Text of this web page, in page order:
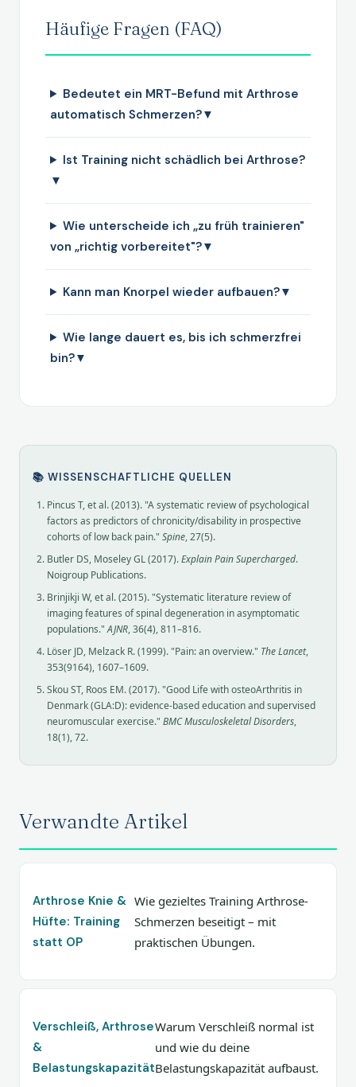
Häufige Fragen (FAQ)
Bedeutet ein MRT-Befund mit Arthrose
automatisch Schmerzen?▼
Ist Training nicht schädlich bei Arthrose?
▼
Wie unterscheide ich „zu früh trainieren"
von „richtig vorbereitet"?▼
Kann man Knorpel wieder aufbauen?▼
Wie lange dauert es, bis ich schmerzfrei
bin?▼
📚 WISSENSCHAFTLICHE QUELLEN
Pincus T, et al. (2013). "A systematic review of psychological
factors as predictors of chronicity/disability in prospective
cohorts of low back pain." Spine, 27(5).
Butler DS, Moseley GL (2017).Explain Pain Supercharged.
Noigroup Publications.
Brinjikji W, et al. (2015). "Systematic literature review of
imaging features of spinal degeneration in asymptomatic
populations."AJNR, 36(4), 811–816.
Löser JD, Melzack R. (1999). "Pain: an overview." The Lancet,
353(9164), 1607–1609.
Skou ST, Roos EM. (2017). "Good Life with osteoArthritis in
Denmark (GLA:D): evidence-based education and supervised
neuromuscular exercise." BMC Musculoskeletal Disorders,
18(1), 72.
Verwandte Artikel
Arthrose Knie &
Hüfte: Training
statt OP
Wie gezieltes Training Arthrose-
Schmerzen beseitigt – mit
praktischen Übungen.
Verschleiß, Arthrose
&
Belastungskapazität
Warum Verschleiß normal ist
und wie du deine
Belastungskapazität aufbaust.